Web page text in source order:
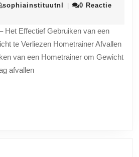
Hometrainer:
Tips
en
sophiainstituutnl sophiainstituutnl
| 0 Reactie
Het Effectief Gebruiken van een
te Verliezen Hometrainer Afvallen
van een Hometrainer om Gewicht
afvallen